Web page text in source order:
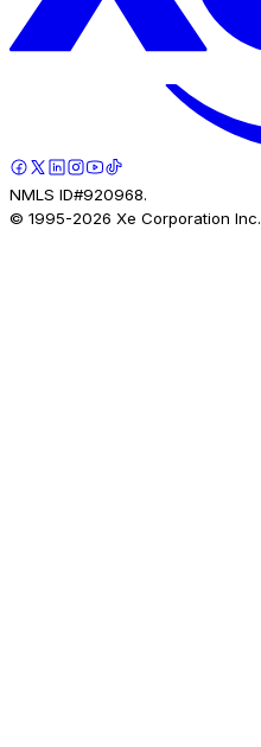
NMLS ID#920968.
© 1995-2026 Xe Corporation Inc.